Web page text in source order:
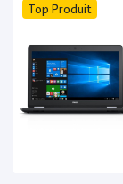
Top Produit